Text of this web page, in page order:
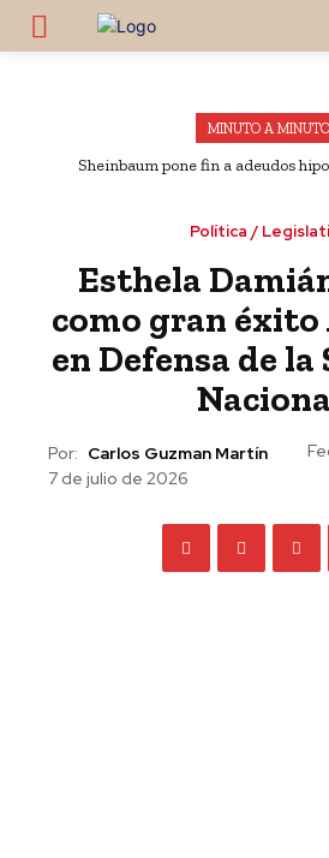
MINUTO A MINUTO
Sheinbaum pone fin a adeudos
Política /
Esthela
como gran éxito
en Defensa de la
Por: Carlos Guzman Martín
7 de julio de 2026